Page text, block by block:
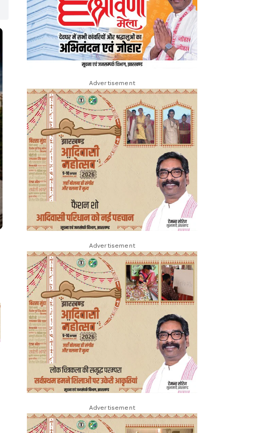
Advertisement
Advertisement
Advertisement